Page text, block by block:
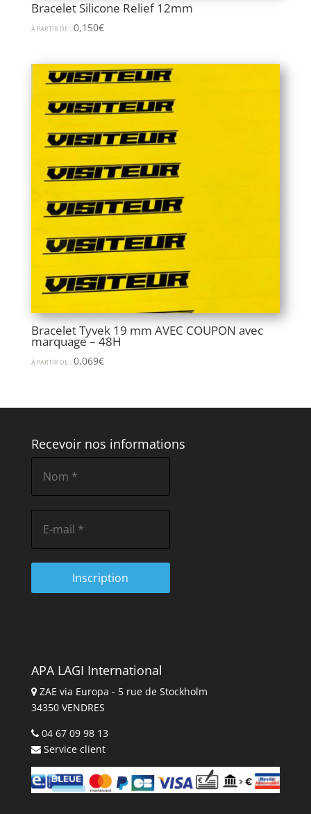
Bracelet Silicone Relief 12mm
À PARTIR DE : 0,150€
Bracelet Tyvek 19 mm AVEC COUPON avec
marquage – 48H
À PARTIR DE : 0,069€
Recevoir nos informations
APA LAGI International
ZAE via Europa - 5 rue de Stockholm
34350 VENDRES
04 67 09 98 13
Service client